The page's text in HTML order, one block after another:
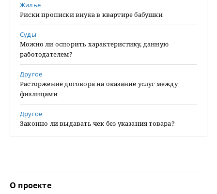
Жилье
Риски прописки внука в квартире бабушки
Суды
Можно ли оспорить характеристику, данную
работодателем?
Другое
Расторжение договора на оказание услуг между
физлицами
Другое
Законно ли выдавать чек без указания товара?
О проекте